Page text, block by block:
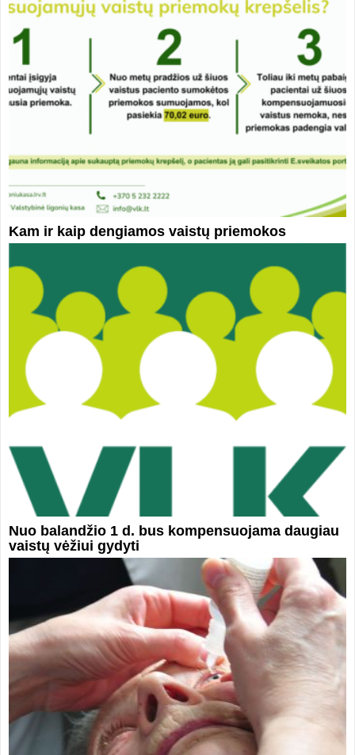
Kam ir kaip dengiamos vaistų priemokos
Nuo balandžio 1 d. bus kompensuojama daugiau
vaistų vėžiui gydyti